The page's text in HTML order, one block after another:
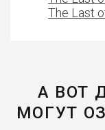
The Last
А ВОТ
МОГУТ